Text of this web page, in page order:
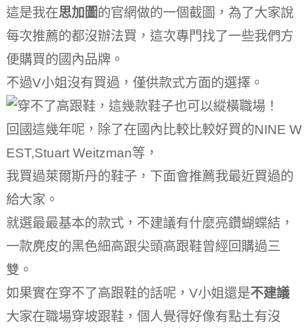
這是我在思加圖的官網做的一個截圖，為了大家說
每次推薦的都沒辦法買，這次專門找了一些我們方
便購買的國內品牌。
不過V小姐沒有買過，僅供款式方面的選擇。
回國這幾年呢，除了在國內比較比較好買的NINE W
EST,Stuart Weitzman等，
我買過萊爾斯丹的鞋子，下面會推薦我最近買過的
給大家。
就選最最基本的款式，不建議有什麼亮鑽蝴蝶結，
一款麂皮的黑色細高跟尖頭高跟鞋曾經回購過三
雙。
如果實在穿不了高跟鞋的話呢，V小姐還是不建議
大家在職場穿坡跟鞋，個人覺得好像有點土有沒